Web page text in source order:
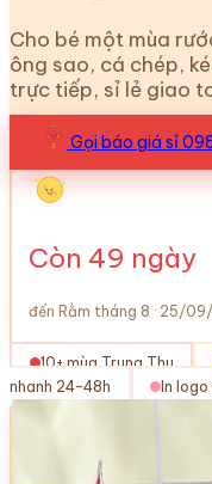
Cho bé một mùa
ông sao, cá chép,
trực tiếp, sỉ lẻ giao
Gọi báo giá sỉ
Còn 49 ngày
đến Rằm tháng 8 · 25/
10+ mùa Trung Thu
nhanh 24–48h
In